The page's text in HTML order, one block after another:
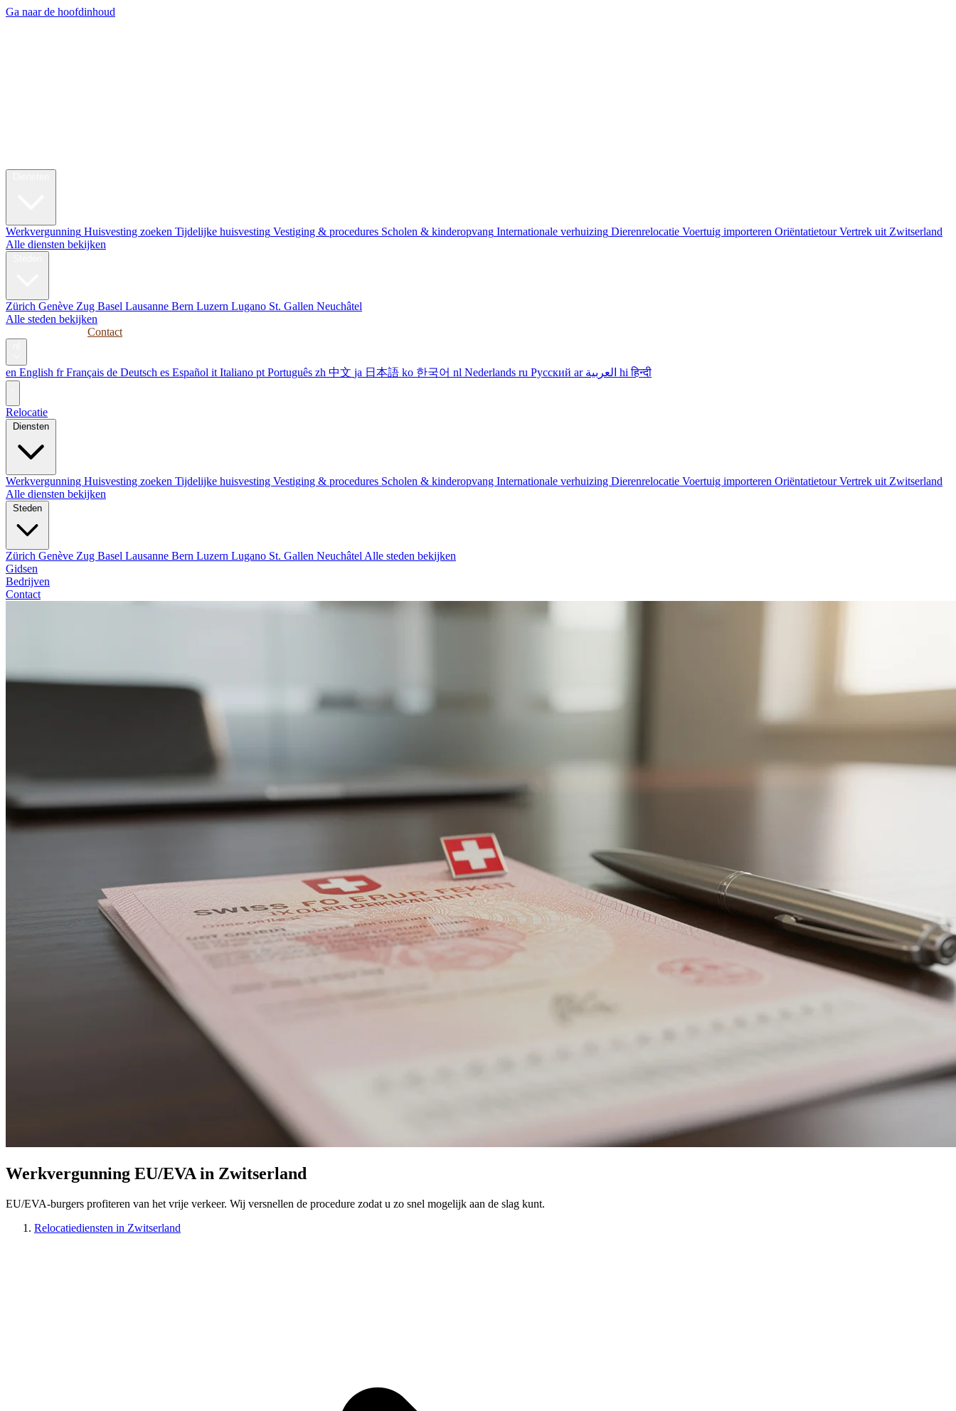
Ga naar de hoofdinhoud
Werkvergunning Huisvesting zoeken Tijdelijke huisvesting Vestiging & procedures Scholen & kinderopvang Internationale verhuizing Dierenrelocatie Voertuig importeren Oriëntatietour Vertrek uit Zwitserland
Alle diensten bekijken
Zürich Genève Zug Basel Lausanne Bern Luzern Lugano St. Gallen Neuchâtel
Alle steden bekijken
Contact
en English fr Français de Deutsch es Español it Italiano pt Português zh 中文 ja 日本語 ko 한국어 nl Nederlands ru Русский ar العربية hi हिन्दी
Relocatie
Diensten
Werkvergunning Huisvesting zoeken Tijdelijke huisvesting Vestiging & procedures Scholen & kinderopvang Internationale verhuizing Dierenrelocatie Voertuig importeren OriëntatietourVertrek uit Zwitserland
Alle diensten bekijken
Steden
Zürich Genève Zug Basel Lausanne Bern Luzern Lugano St. Gallen Neuchâtel Alle steden bekijken
Gidsen
Bedrijven
Contact
Werkvergunning EU/EVA in Zwitserland
EU/EVA-burgers profiteren van het vrije verkeer. Wij versnellen de procedure zodat u zo snel mogelijk aan de slag kunt.
Relocatiediensten in Zwitserland